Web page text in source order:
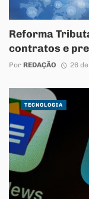
Reforma
contratos e
Por REDAÇÃO 26
TECNOLOGIA